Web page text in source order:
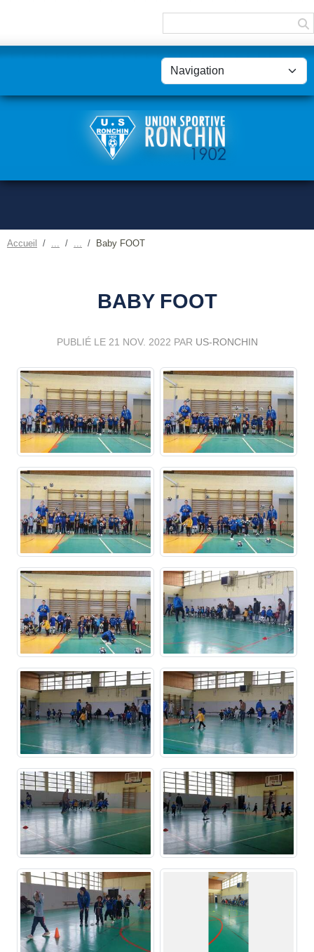
Accueil Baby FOOT
BABY FOOT
PUBLIÉ LE 21 NOV. 2022 PAR US-RONCHIN